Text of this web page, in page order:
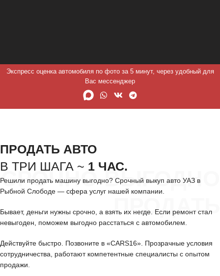
Экспресс оценка автомобиля по фото за 5 минут, через удобный для
Вас мессенджер
СРОЧНО ВЫГОДНО
ПРОДАТЬ
ПРОДАТЬ АВТО
В ТРИ ШАГА ~ 1 ЧАС.
Решили продать машину выгодно? Срочный выкуп авто УАЗ в
Рыбной Слободе — сфера услуг нашей компании.
Бывает, деньги нужны срочно, а взять их негде. Если ремонт стал
невыгоден, поможем выгодно расстаться с автомобилем.
Действуйте быстро. Позвоните в «CARS16». Прозрачные условия
сотрудничества, работают компетентные специалисты с опытом
продажи.